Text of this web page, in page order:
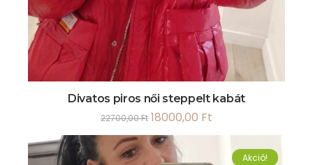
Divatos piros női steppelt kabát
22700,00Ft 18000,00 Ft
Akció!